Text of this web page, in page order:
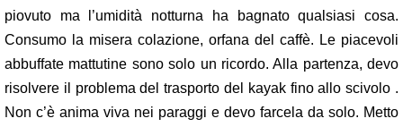
piovuto ma l’umidità notturna ha bagnato qualsiasi cosa.
Consumo la misera colazione, orfana del caffè. Le piacevoli
abbuffate mattutine sono solo un ricordo. Alla partenza, devo
risolvere il problema del trasporto del kayak fino allo scivolo .
Non c’è anima viva nei paraggi e devo farcela da solo. Metto